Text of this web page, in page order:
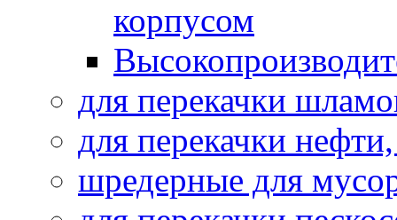
корпусом
для перекачки
для перекачки
шредерные для